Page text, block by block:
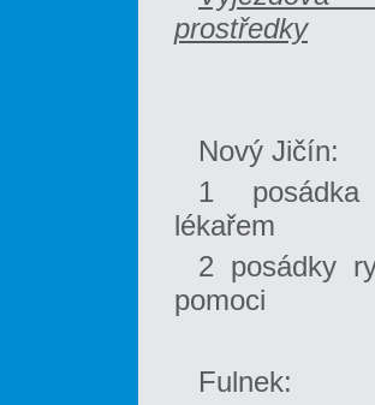
prostředky
Nový Jičín:
1
lékařem
2 posádky
pomoci
Fulnek: